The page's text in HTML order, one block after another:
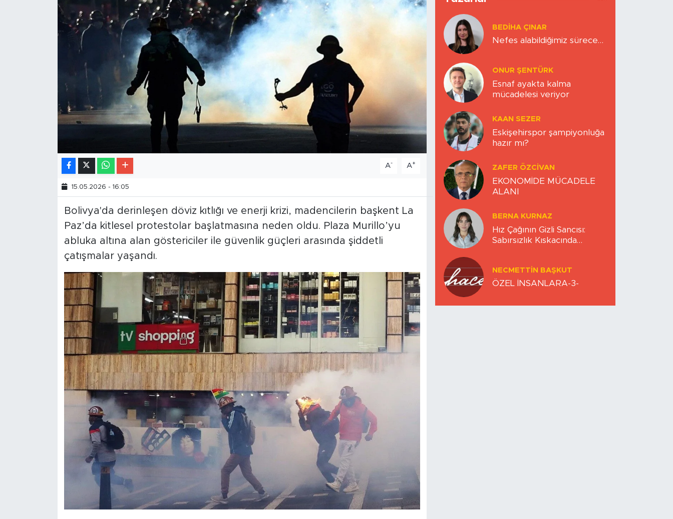
A- A+
15.05.2026 - 16:05
Bolivya'da derinleşen döviz kıtlığı ve enerji krizi, madencilerin başkent La
Paz’da kitlesel protestolar başlatmasına neden oldu. Plaza Murillo’yu
abluka altına alan göstericiler ile güvenlik güçleri arasında şiddetli
çatışmalar yaşandı.
BEDIHA ÇINAR
Nefes alabildiğimiz sürece…
ONUR ŞENTÜRK
Esnaf ayakta kalma
mücadelesi veriyor
KAAN SEZER
Eskişehirspor şampiyonluğa
hazır mı?
ZAFER ÖZCIVAN
EKONOMİDE MÜCADELE
ALANI
BERNA KURNAZ
Hız Çağının Gizli Sancısı:
Sabırsızlık Kıskacında
NECMETTIN BAŞKUT
ÖZEL İNSANLARA-3-